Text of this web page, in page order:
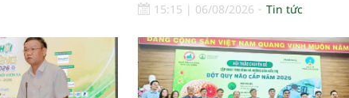
15:15 | 06/08/2026 Tin tức